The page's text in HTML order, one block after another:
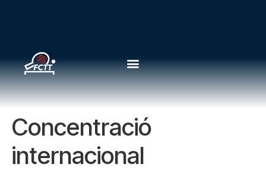
Concentració
internacional